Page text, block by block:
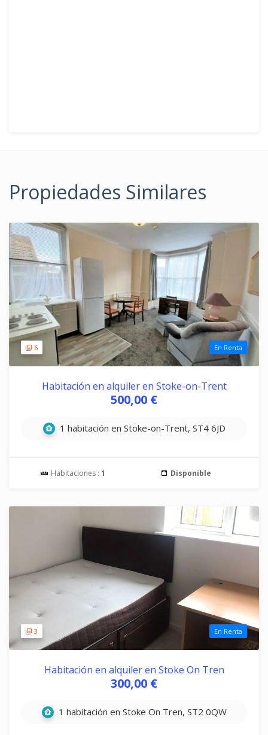
Propiedades Similares
6 En Renta
Habitación en alquiler en Stoke-on-Trent
500,00 €
1 habitación en Stoke-on-Trent, ST4 6JD
Habitaciones : 1 Disponible
3 En Renta
Habitación en alquiler en Stoke On Tren
300,00 €
1 habitación en Stoke On Tren, ST2 0QW